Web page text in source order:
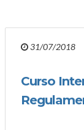
31/07/2018
Curso